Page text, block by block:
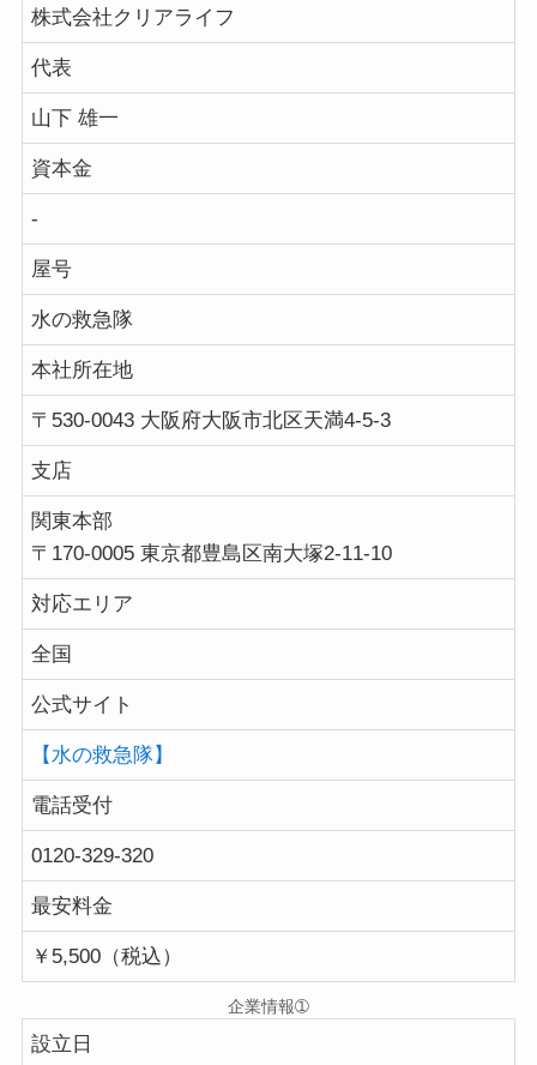
株式会社クリアライフ
代表
山下 雄一
資本金
-
屋号
水の救急隊
本社所在地
〒530-0043 大阪府大阪市北区天満4-5-3
支店
関東本部
〒170-0005 東京都豊島区南大塚2-11-10
対応エリア
全国
公式サイト
【水の救急隊】
電話受付
0120-329-320
最安料金
￥5,500（税込）
企業情報➀
設立日